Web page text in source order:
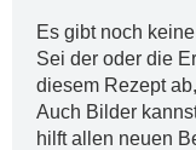
Es gibt noch
Sei der oder die
diesem Rezept
Auch Bilder
hilft allen neuen